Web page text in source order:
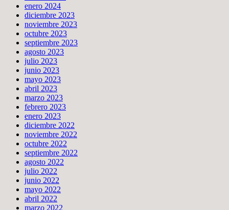
enero 2024
diciembre 2023
noviembre 2023
octubre 2023
septiembre 2023
agosto 2023
julio 2023
junio 2023
mayo 2023
abril 2023
marzo 2023
febrero 2023
enero 2023
diciembre 2022
noviembre 2022
octubre 2022
septiembre 2022
agosto 2022
julio 2022
junio 2022
mayo 2022
abril 2022
marzo 2022